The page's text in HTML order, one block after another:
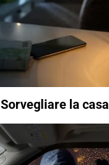
Sorvegliare la casa